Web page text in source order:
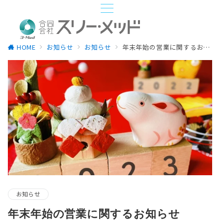
HOME お知らせ お知らせ 年末年始の営業に関するお知らせ（2022-2023）
お知らせ
年末年始の営業に関するお知らせ